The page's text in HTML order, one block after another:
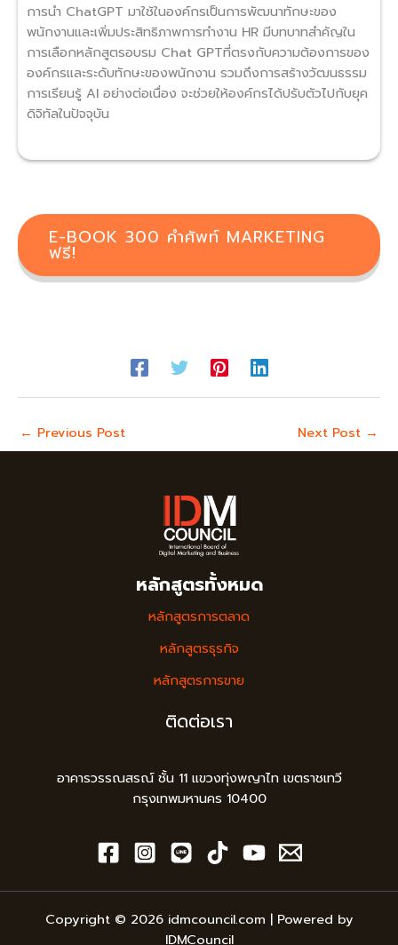
การนำ ChatGPT มาใช้ในองค์กรเป็นการพัฒนาทักษะของ
พนักงานและเพิ่มประสิทธิภาพการทำงาน HR มีบทบาทสำคัญใน
การเลือกหลักสูตรอบรม Chat GPTที่ตรงกับความต้องการของ
องค์กรและระดับทักษะของพนักงาน รวมถึงการสร้างวัฒนธรรม
การเรียนรู้ AI อย่างต่อเนื่อง จะช่วยให้องค์กรได้ปรับตัวไปกับยุค
ดิจิทัลในปัจจุบัน
E-BOOK 300 คำศัพท์ MARKETING
ฟรี!
← Previous Post Next Post →
หลักสูตรทั้งหมด
หลักสูตรการตลาด
หลักสูตรธุรกิจ
หลักสูตรการขาย
ติดต่อเรา
อาคารวรรณสรณ์ ชั้น 11 แขวงทุ่งพญาไท เขตราชเทวี
กรุงเทพมหานคร 10400
Copyright © 2026 idmcouncil.com | Powered by
IDMCouncil